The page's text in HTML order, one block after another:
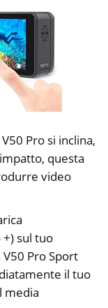
Pro si inclina,
questa
video
sul tuo
Pro Sport
il tuo
media